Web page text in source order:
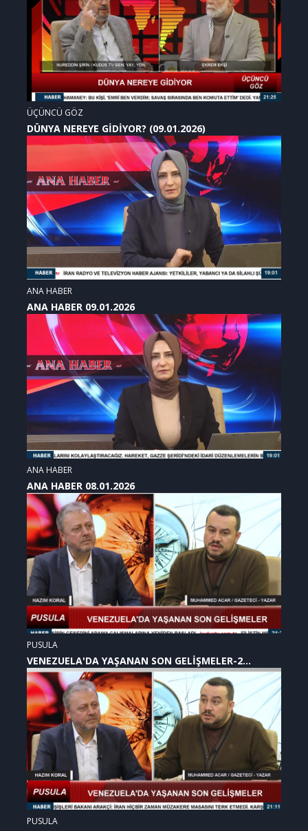
ÜÇÜNCÜ GÖZ
DÜNYA NEREYE GİDİYOR? (09.01.2026)
ANA HABER
ANA HABER 09.01.2026
ANA HABER
ANA HABER 08.01.2026
PUSULA
VENEZUELA'DA YAŞANAN SON GELİŞMELER-2
(07.01.2026)
PUSULA